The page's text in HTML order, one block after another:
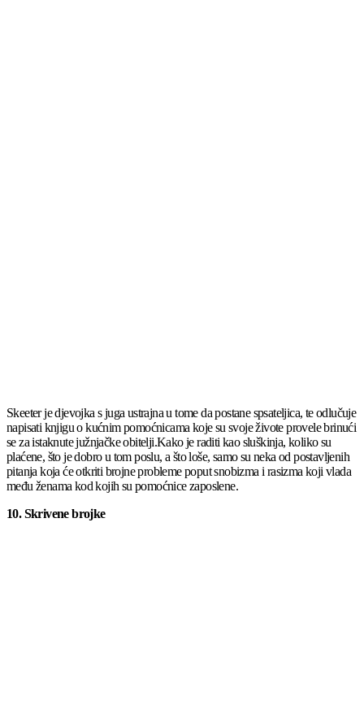
Skeeter je djevojka s juga ustrajna u tome da postane spsateljica, te odlučuje
napisati knjigu o kućnim pomoćnicama koje su svoje živote provele brinući
se za istaknute južnjačke obitelji.Kako je raditi kao sluškinja, koliko su
plaćene, što je dobro u tom poslu, a što loše, samo su neka od postavljenih
pitanja koja će otkriti brojne probleme poput snobizma i rasizma koji vlada
među ženama kod kojih su pomoćnice zaposlene.
10. Skrivene brojke